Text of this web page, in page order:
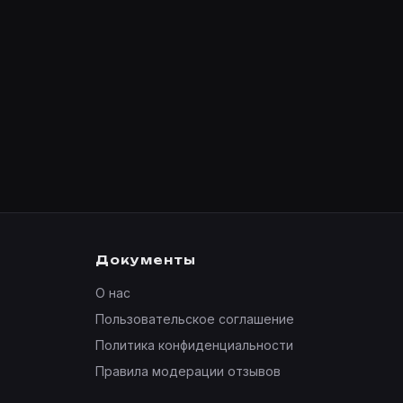
Документы
О нас
Пользовательское соглашение
Политика конфиденциальности
Правила модерации отзывов